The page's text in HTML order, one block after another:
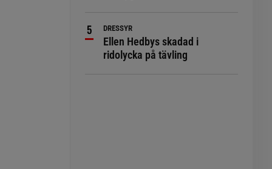
DRESSYR
Ellen Hedbys skadad i
ridolycka på tävling